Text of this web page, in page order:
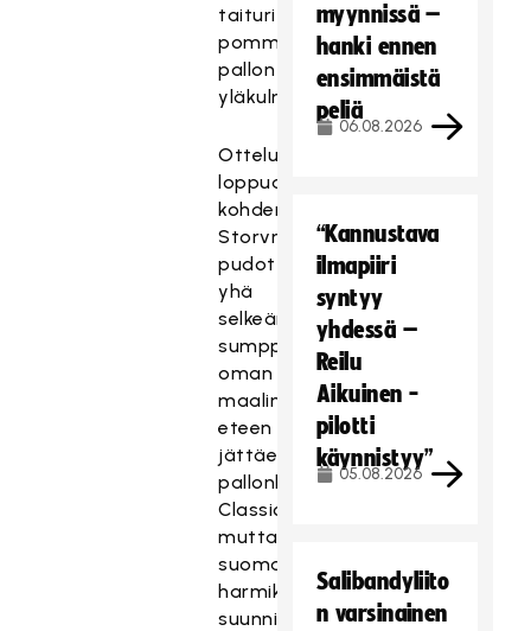
taituri
pommitti
pallon
yläkulmaan.
Ottelun
loppua
kohden
Storvreta
pudottautui
yhä
selkeämmin
sumppuun
oman
maalinsa
eteen
jättäen
pallonhallinnan
Classicille,
mutta
suomalaisten
harmiksi
suunnitelma
myynnissä –
hanki ennen
ensimmäistä
peliä
06.08.2026
“Kannustava
ilmapiiri
syntyy
yhdessä –
Reilu
Aikuinen -
pilotti
käynnistyy”
05.08.2026
Salibandyliito
n varsinainen